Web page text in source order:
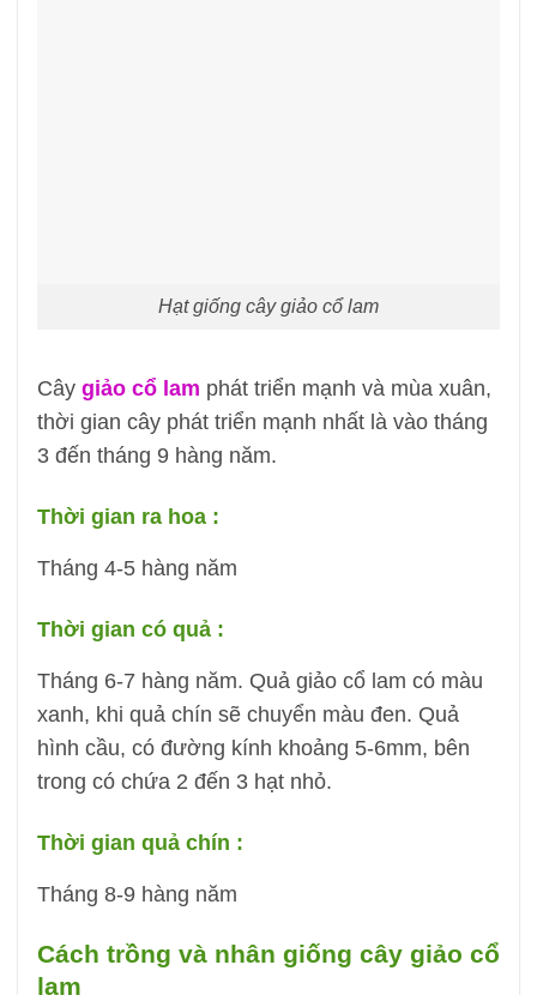
Hạt giống cây giảo cổ lam
Cây giảo cổ lam phát triển mạnh và mùa xuân,
thời gian cây phát triển mạnh nhất là vào tháng
3 đến tháng 9 hàng năm.
Thời gian ra hoa :
Tháng 4-5 hàng năm
Thời gian có quả :
Tháng 6-7 hàng năm. Quả giảo cổ lam có màu
xanh, khi quả chín sẽ chuyển màu đen. Quả
hình cầu, có đường kính khoảng 5-6mm, bên
trong có chứa 2 đến 3 hạt nhỏ.
Thời gian quả chín :
Tháng 8-9 hàng năm
Cách trồng và nhân giống cây giảo cổ
lam